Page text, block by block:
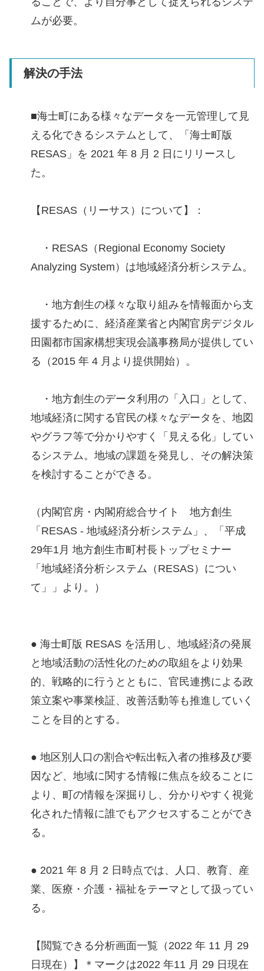
ムが必要。
解決の手法
■海士町にある様々なデータを一元管理して見
える化できるシステムとして、「海士町版
RESAS」を 2021 年 8 月 2 日にリリースし
た。
【RESAS（リーサス）について】：
・RESAS（Regional Economy Society
Analyzing System）は地域経済分析システム。
・地方創生の様々な取り組みを情報面から支
援するために、経済産業省と内閣官房デジタル
田園都市国家構想実現会議事務局が提供してい
る（2015 年 4 月より提供開始）。
・地方創生のデータ利用の「入口」として、
地域経済に関する官民の様々なデータを、地図
やグラフ等で分かりやすく「見える化」してい
るシステム。地域の課題を発見し、その解決策
を検討することができる。
（内閣官房・内閣府総合サイト 地方創生
「RESAS - 地域経済分析システム」、「平成
29年1月 地方創生市町村長トップセミナー
「地域経済分析システム（RESAS）につい
て」」より。）
● 海士町版 RESAS を活用し、地域経済の発展
と地域活動の活性化のための取組をより効果
的、戦略的に行うとともに、官民連携による政
策立案や事業検証、改善活動等も推進していく
ことを目的とする。
● 地区別人口の割合や転出転入者の推移及び要
因など、地域に関する情報に焦点を絞ることに
より、町の情報を深掘りし、分かりやすく視覚
化された情報に誰でもアクセスすることができ
る。
● 2021 年 8 月 2 日時点では、人口、教育、産
業、医療・介護・福祉をテーマとして扱ってい
る。
【閲覧できる分析画面一覧（2022 年 11 月 29
日現在）】＊マークは2022 年11 月 29 日現在